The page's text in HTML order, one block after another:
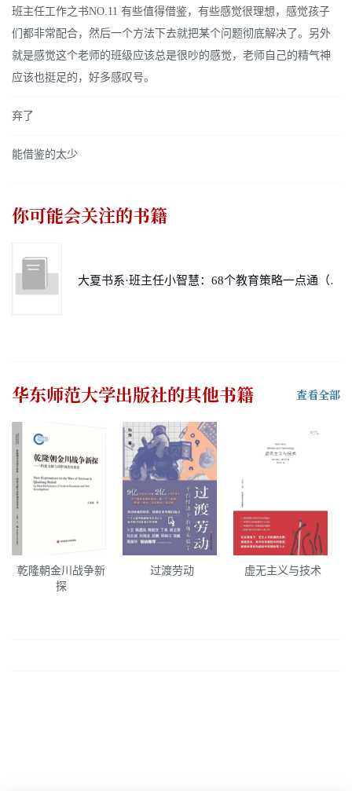
班主任工作之书NO.11 有些值得借鉴，有些感觉很理想，感觉孩子
们都非常配合，然后一个方法下去就把某个问题彻底解决了。另外
就是感觉这个老师的班级应该总是很吵的感觉，老师自己的精气神
应该也挺足的，好多感叹号。
弃了
能借鉴的太少
你可能会关注的书籍
大夏书系·班主任小智慧：68个教育策略一点通（《班主任微创意》姊妹篇）
华东师范大学出版社的其他书籍 查看全部
乾隆朝金川战争新
探
过渡劳动 虚无主义与技术